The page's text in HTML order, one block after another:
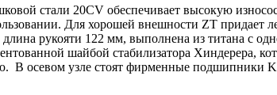
стали 20CV обеспечивает высокую
Для хорошей внешности ZT
рукояти 122 мм, выполнена из титана с
шайбой стабилизатора Хиндерера,
В осевом узле стоят фирменные подшипники